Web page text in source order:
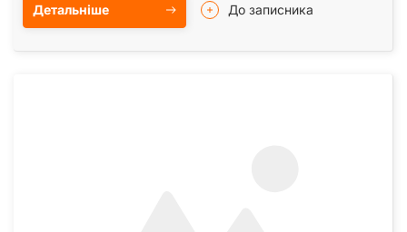
Детальніше До записника